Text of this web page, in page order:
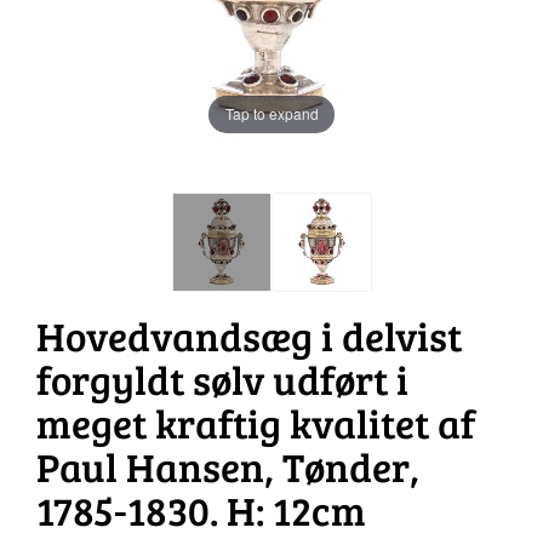
Tap to expand
Hovedvandsæg i delvist
forgyldt sølv udført i
meget kraftig kvalitet af
Paul Hansen, Tønder,
1785-1830. H: 12cm